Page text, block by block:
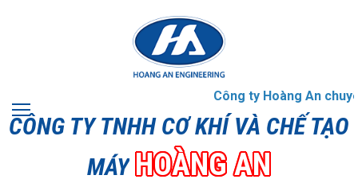
Công ty Hoàng An
CÔNG TY TNHH CƠ KHÍ VÀ CHẾ TẠO
MÁY HOÀNG AN